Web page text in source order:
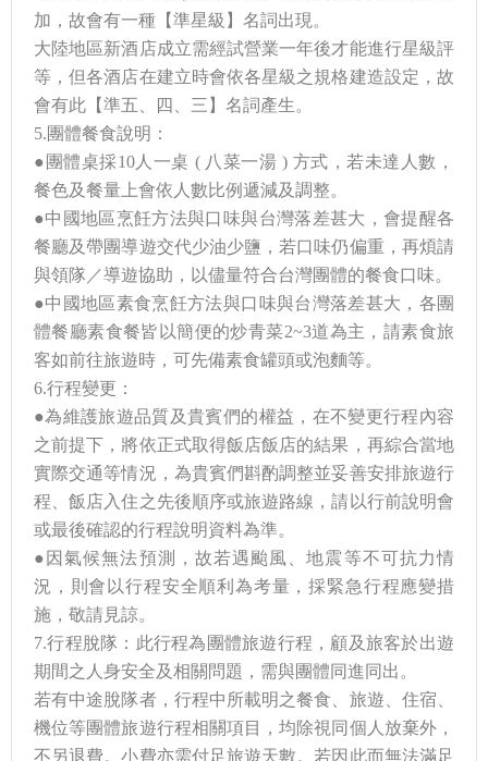
加，故會有一種【準星級】名詞出現。
大陸地區新酒店成立需經試營業一年後才能進行星級評
等，但各酒店在建立時會依各星級之規格建造設定，故
會有此【準五、四、三】名詞產生。
5.團體餐食說明：
●團體桌採10人一桌 ( 八菜一湯 ) 方式，若未達人數，
餐色及餐量上會依人數比例遞減及調整。
●中國地區烹飪方法與口味與台灣落差甚大，會提醒各
餐廳及帶團導遊交代少油少鹽，若口味仍偏重，再煩請
與領隊／導遊協助，以儘量符合台灣團體的餐食口味。
●中國地區素食烹飪方法與口味與台灣落差甚大，各團
體餐廳素食餐皆以簡便的炒青菜2~3道為主，請素食旅
客如前往旅遊時，可先備素食罐頭或泡麵等。
6.行程變更：
●為維護旅遊品質及貴賓們的權益，在不變更行程內容
之前提下，將依正式取得飯店飯店的結果，再綜合當地
實際交通等情況，為貴賓們斟酌調整並妥善安排旅遊行
程、飯店入住之先後順序或旅遊路線，請以行前說明會
或最後確認的行程說明資料為準。
●因氣候無法預測，故若遇颱風、地震等不可抗力情
況，則會以行程安全順利為考量，採緊急行程應變措
施，敬請見諒。
7.行程脫隊：此行程為團體旅遊行程，顧及旅客於出遊
期間之人身安全及相關問題，需與團體同進同出。
若有中途脫隊者，行程中所載明之餐食、旅遊、住宿、
機位等團體旅遊行程相關項目，均除視同個人放棄外，
不另退費。小費亦需付足旅遊天數。若因此而無法滿足